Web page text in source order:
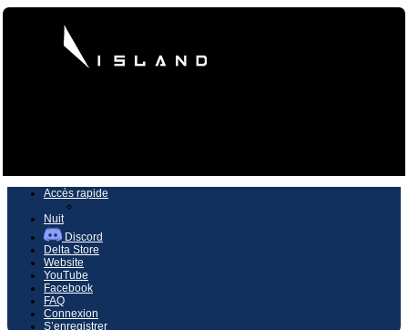
Accès rapide
Nuit
Discord
Delta Store
Website
YouTube
Facebook
FAQ
Connexion
S’enregistrer